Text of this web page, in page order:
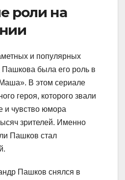
роли на
и популярных
Пашкова была его роль в
В этом сериале
героя, которого звали
и чувство юмора
зрителей. Именно
Пашков стал
Пашков снялся в